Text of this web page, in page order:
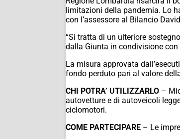
limitazioni della pandemia. Lo
con l’assessore al Bilancio
“Si tratta di un ulteriore
dalla Giunta in condivisione
La misura approvata
fondo perduto pari al valore
CHI POTRA’ UTILIZZARLO –
autovetture e di autoveicoli
ciclomotori.
COME PARTECIPARE – Le